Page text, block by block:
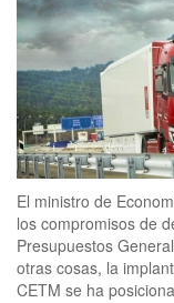
El ministro de
los compromisos de
Presupuestos
otras cosas, la
CETM se ha